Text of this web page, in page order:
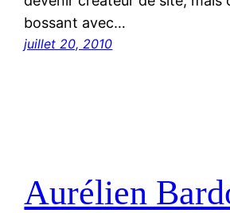
bossant avec…
juillet 20, 2010
Aurélien